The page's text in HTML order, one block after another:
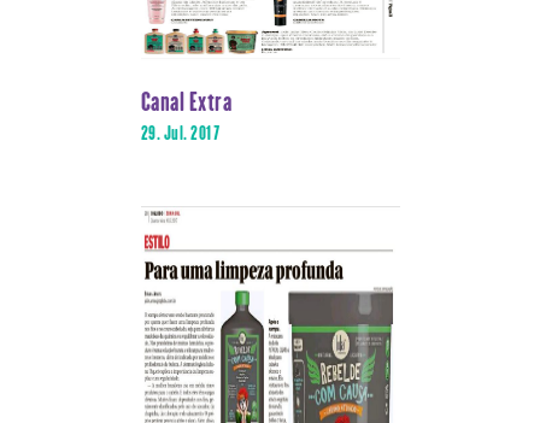
Canal Extra
29. Jul. 2017